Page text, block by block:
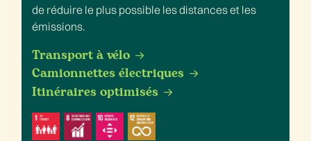
de réduire le plus possible les distances et les
émissions.
Transport à vélo
Camionnettes électriques
Itinéraires optimisés